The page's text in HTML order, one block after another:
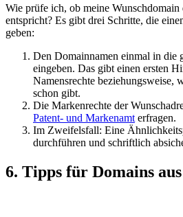
Wie prüfe ich, ob meine Wunschdomain
entspricht? Es gibt drei Schritte, die
geben:
Den Domainnamen einmal in die
eingeben. Das gibt einen ersten
Namensrechte beziehungsweise,
schon gibt.
Die Markenrechte der
Patent- und Markenamt erfragen.
Im Zweifelsfall: Eine
durchführen und schriftlich
6. Tipps für Domains